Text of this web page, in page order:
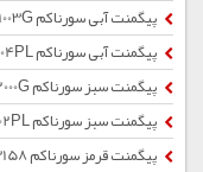
پیگمنت آبی سورناکم 1003G
پیگمنت آبی سورناکم 1004PL
پیگمنت سبز سورناکم 2000G
پیگمنت سبز سورناکم 2002PL
پیگمنت قرمز سورناکم 3158